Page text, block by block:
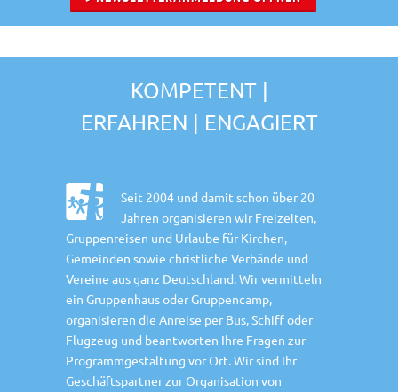
KOMPETENT |
ERFAHREN | ENGAGIERT
Seit 2004 und damit schon über 20
Jahren organisieren wir Freizeiten,
Gruppenreisen und Urlaube für Kirchen,
Gemeinden sowie christliche Verbände und
Vereine aus ganz Deutschland. Wir vermitteln
ein Gruppenhaus oder Gruppencamp,
organisieren die Anreise per Bus, Schiff oder
Flugzeug und beantworten Ihre Fragen zur
Programmgestaltung vor Ort. Wir sind Ihr
Geschäftspartner zur Organisation von